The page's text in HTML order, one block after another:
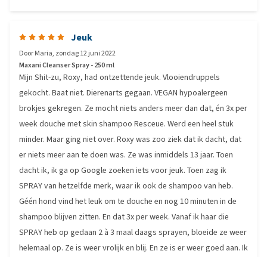
Jeuk
DoorMaria, zondag 12 juni 2022
Maxani Cleanser Spray - 250 ml
Mijn Shit-zu, Roxy, had ontzettende jeuk. Vlooiendruppels
gekocht. Baat niet. Dierenarts gegaan. VEGAN hypoalergeen
brokjes gekregen. Ze mocht niets anders meer dan dat, én 3x per
week douche met skin shampoo Resceue. Werd een heel stuk
minder. Maar ging niet over. Roxy was zoo ziek dat ik dacht, dat
er niets meer aan te doen was. Ze was inmiddels 13 jaar. Toen
dacht ik, ik ga op Google zoeken iets voor jeuk. Toen zag ik
SPRAY van hetzelfde merk, waar ik ook de shampoo van heb.
Géén hond vind het leuk om te douche en nog 10 minuten in de
shampoo blijven zitten. En dat 3x per week. Vanaf ik haar die
SPRAY heb op gedaan 2 à 3 maal daags sprayen, bloeide ze weer
helemaal op. Ze is weer vrolijk en blij. En ze is er weer goed aan. Ik